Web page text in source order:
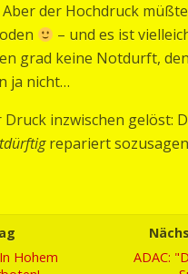
Aber der Hochdruck
– und es ist
grad keine Notdurft,
ja nicht…
inzwischen gelöst:
repariert
Hohem
ADAC: